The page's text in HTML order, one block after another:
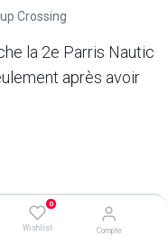
0
Wishlist Compte
Crossing
la 2e Parris Nautic
après avoir